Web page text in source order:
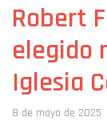
Robert
elegido
Iglesia
8 de mayo de 2025